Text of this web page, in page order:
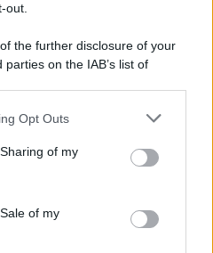
out.
the further disclosure of your
on the IAB’s list of
disclosed by us to third parties
app uses one or more Google
store information including but
behaviour. You may click to
and its third-party tags to
Opt Outs
of my
of my
un
annuncia uno
belli dell’autunno
irreali, ma
la nuova classifica